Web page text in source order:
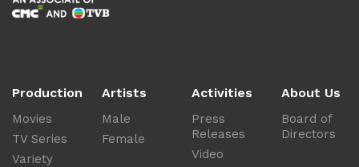
Production
Movies
TV Series
Variety
Artists
Male
Female
Activities
Press
Releases
Video
About Us
Board of
Directors